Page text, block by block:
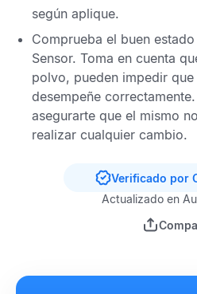
según aplique.
Comprueba el buen
Sensor. Toma en cuenta
polvo, pueden impedir
desempeñe
asegurarte que el mismo
realizar cualquier cambio.
Verificado por
Actualizado en